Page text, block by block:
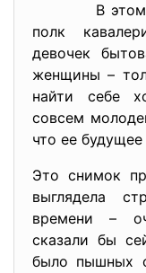
В этом
полк
девочек
женщины –
найти себе
совсем
что ее
Это снимок
выглядела
времени –
сказали бы
было пышных